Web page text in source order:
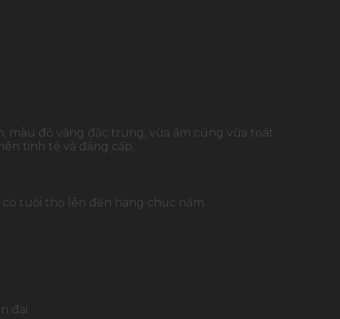
màu đỏ vàng đặc trưng, vừa ấm cúng vừa toát
tinh tế và đẳng cấp.
tuổi thọ lên đến hàng chục năm.
đại.